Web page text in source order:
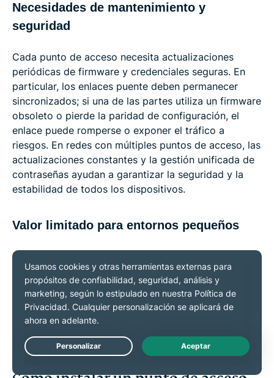
Necesidades de mantenimiento y
seguridad
Cada punto de acceso necesita actualizaciones
periódicas de firmware y credenciales seguras. En
particular, los enlaces puente deben permanecer
sincronizados; si una de las partes utiliza un firmware
obsoleto o pierde la paridad de configuración, el
enlace puede romperse o exponer el tráfico a
riesgos. En redes con múltiples puntos de acceso, las
actualizaciones constantes y la gestión unificada de
contraseñas ayudan a garantizar la seguridad y la
estabilidad de todos los dispositivos.
Valor limitado para entornos pequeños
En hogares u oficinas más pequeños, un solo rúter
suele proporcionar suficiente cobertura. Añadir
puntos de acceso no aumentará la velocidad ni la
estabilidad, solo añadirá hardware adicional que
gestionar. Son más útiles cuando el alcance, la
diferencias de rendimiento.
Live Chat